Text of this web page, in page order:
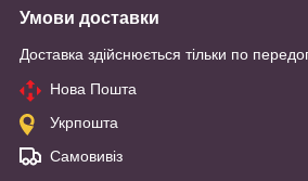
Умови доставки
Доставка здійснюється тільки по
Нова Пошта
Укрпошта
Самовивіз